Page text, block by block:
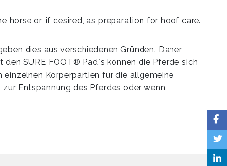
horse or, if desired, as preparation for hoof care.
dies aus verschiedenen Gründen. Daher
SURE FOOT® Pad`s können die Pferde sich
Körperpartien für die allgemeine
Entspannung des Pferdes oder wenn